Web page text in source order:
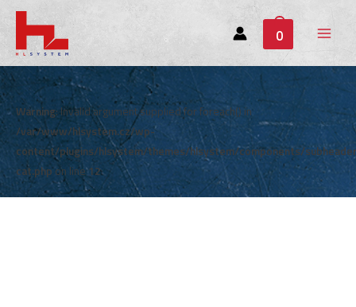
0
Main
Menu
Warning: Invalid argument supplied for foreach() in
/var/www/hlsystem.cz/wp-
content/plugins/hlsystem/themes/hlsystem/components/
cat.phpon line12